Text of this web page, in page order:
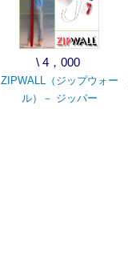
\ 4，000
ZIPWALL（ジップウォー
ル）－ ジッパー